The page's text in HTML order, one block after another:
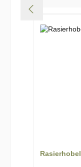
Rasierhobel